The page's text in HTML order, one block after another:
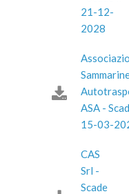
21-12-
2028
ASA -
15-03-
CAS
Srl -
Scade